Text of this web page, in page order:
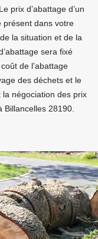
prix d’abattage d’un
présent dans votre
la situation et de la
sera fixé
de l’abattage
des déchets et le
la négociation des prix
Billancelles 28190.